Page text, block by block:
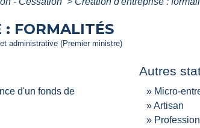
: FORMALITÉS
administrative (Premier ministre)
d'un fonds de
Autres
Micro-
Artisan